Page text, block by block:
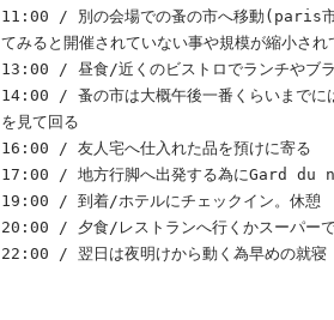
11:00 / 別の会場での蚤の市へ移動(paris市
てみると開催されていない事や規模が縮小さ
13:00 / 昼食/近くのビストロでランチやブラ
14:00 / 蚤の市は大概午後一番くらいまでに
を見て回る
16:00 / 友人宅へ仕入れた品を預けに寄る
17:00 / 地方行脚へ出発する為にGard du
19:00 / 到着/ホテルにチェックイン。休憩
20:00 / 夕食/レストランへ行くかスーパーで
22:00 / 翌日は夜明けから動く為早めの就寝